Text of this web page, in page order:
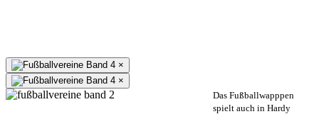
×
×
Das Fußballwapppen
spielt auch in Hardy